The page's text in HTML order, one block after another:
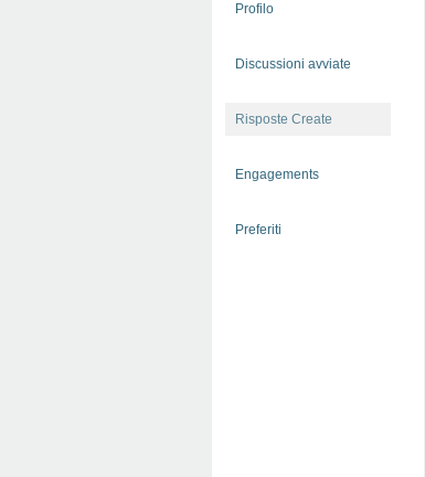
Profilo
Discussioni avviate
Risposte Create
Engagements
Preferiti